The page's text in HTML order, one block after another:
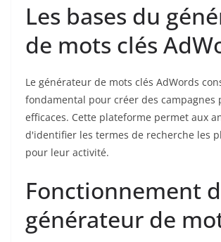
Les bases du
de mots clés
Le générateur de mots clés AdWords
fondamental pour créer des campagnes
efficaces. Cette plateforme permet aux
d'identifier les termes de recherche les
pour leur activité.
Fonctionnement
générateur de